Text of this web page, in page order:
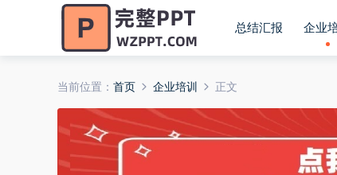
总结汇报 企业
当前位置： 首页 企业培训 正文